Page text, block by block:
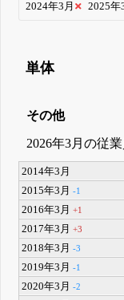
2024年3月
2025年
単体
その他
2026年3月の従
2014年3月
2015年3月-1
2016年3月+1
2017年3月+3
2018年3月-3
2019年3月-1
2020年3月-2